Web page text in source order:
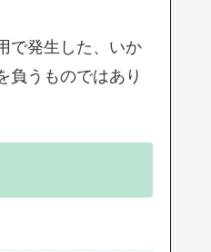
で発生した、いか
負うものではあり